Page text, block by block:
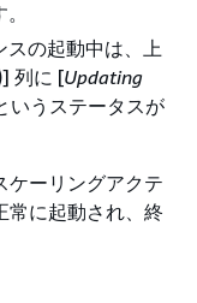
スの起動中は、上
] 列に [Updating
いうステータスが
ケーリングアクテ
常に起動され、終